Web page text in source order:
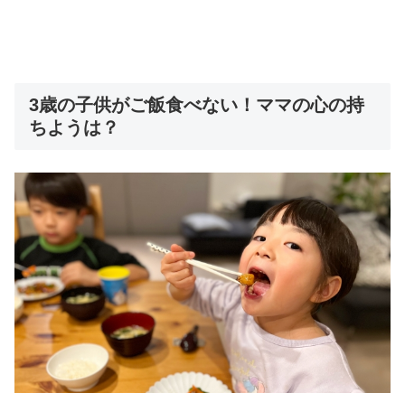
3歳の子供がご飯食べない！ママの心の持
ちようは？